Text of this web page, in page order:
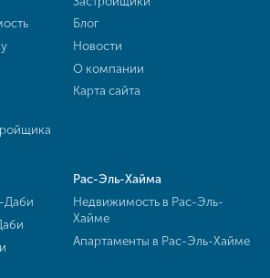
Блог
Новости
О компании
Карта сайта
Даби
Рас-Эль-Хайма
Недвижимость в Рас-Эль-
Хайме
Апартаменты в Рас-Эль-Хайме